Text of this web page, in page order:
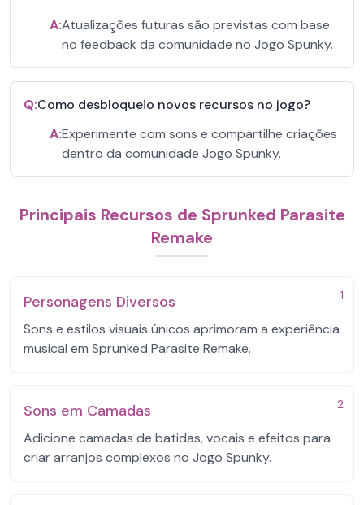
A:Atualizações futuras são previstas com base
no feedback da comunidade no Jogo Spunky.
Q:Como desbloqueio novos recursos no jogo?
A:Experimente com sons e compartilhe criações
dentro da comunidade Jogo Spunky.
Principais Recursos de Sprunked Parasite
Remake
1
Personagens Diversos
Sons e estilos visuais únicos aprimoram a experiência
musical em Sprunked Parasite Remake.
2
Sons em Camadas
Adicione camadas de batidas, vocais e efeitos para
criar arranjos complexos no Jogo Spunky.